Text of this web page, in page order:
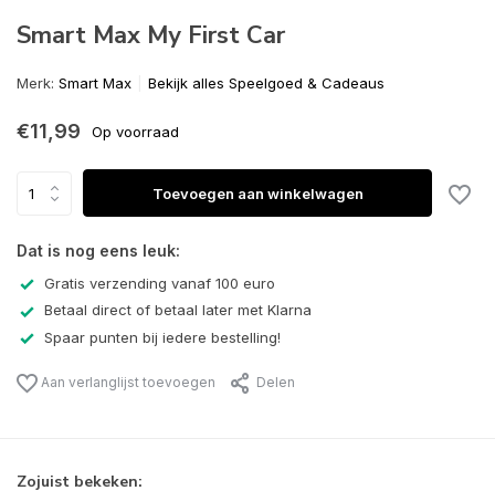
Smart Max My First Car
Merk: Smart Max Bekijk alles Speelgoed & Cadeaus
€11,99 Op voorraad
Toevoegen aan winkelwagen
Dat is nog eens leuk:
Gratis verzending vanaf 100 euro
Betaal direct of betaal later met Klarna
Spaar punten bij iedere bestelling!
Aan verlanglijst toevoegen Delen
Zojuist bekeken: